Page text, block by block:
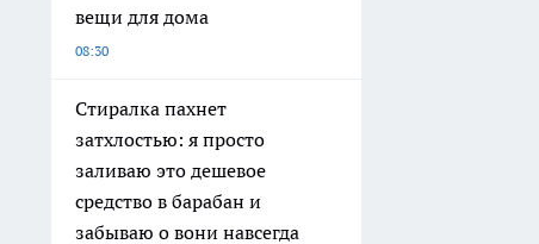
вещи для дома
08:30
Стиралка пахнет
затхлостью: я просто
заливаю это дешевое
средство в барабан и
забываю о вони навсегда